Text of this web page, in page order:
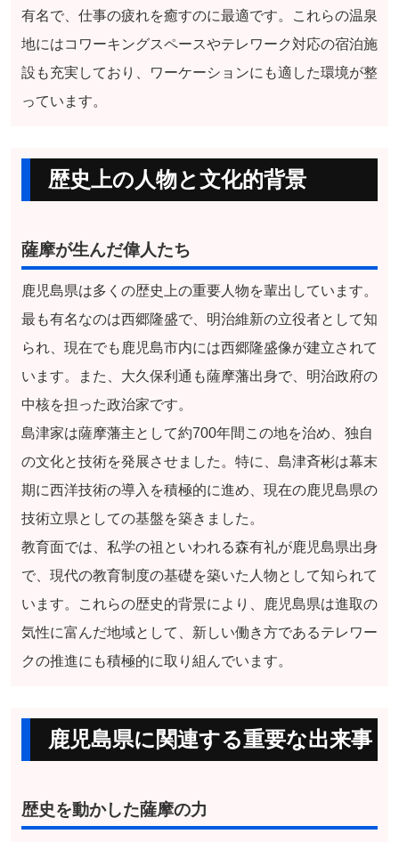
有名で、仕事の疲れを癒すのに最適です。これらの温泉
地にはコワーキングスペースやテレワーク対応の宿泊施
設も充実しており、ワーケーションにも適した環境が整
っています。
歴史上の人物と文化的背景
薩摩が生んだ偉人たち
鹿児島県は多くの歴史上の重要人物を輩出しています。
最も有名なのは西郷隆盛で、明治維新の立役者として知
られ、現在でも鹿児島市内には西郷隆盛像が建立されて
います。また、大久保利通も薩摩藩出身で、明治政府の
中核を担った政治家です。
島津家は薩摩藩主として約700年間この地を治め、独自
の文化と技術を発展させました。特に、島津斉彬は幕末
期に西洋技術の導入を積極的に進め、現在の鹿児島県の
技術立県としての基盤を築きました。
教育面では、私学の祖といわれる森有礼が鹿児島県出身
で、現代の教育制度の基礎を築いた人物として知られて
います。これらの歴史的背景により、鹿児島県は進取の
気性に富んだ地域として、新しい働き方であるテレワー
クの推進にも積極的に取り組んでいます。
鹿児島県に関連する重要な出来事
歴史を動かした薩摩の力